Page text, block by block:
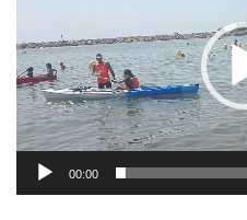
00:00